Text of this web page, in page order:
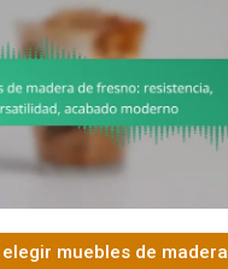
muebles de madera